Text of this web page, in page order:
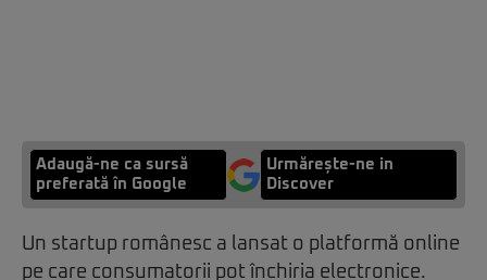
Adaugă-ne ca sursă
preferată în Google
Urmărește-ne in
Discover
Un startup românesc a lansat o platformă online
pe care consumatorii pot închiria electronice.